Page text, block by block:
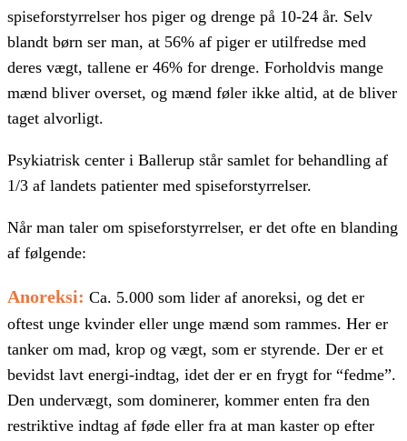
spiseforstyrrelser hos piger og drenge på 10-24 år. Selv
blandt børn ser man, at 56% af piger er utilfredse med
deres vægt, tallene er 46% for drenge. Forholdvis mange
mænd bliver overset, og mænd føler ikke altid, at de bliver
taget alvorligt.
Psykiatrisk center i Ballerup står samlet for behandling af
1/3 af landets patienter med spiseforstyrrelser.
Når man taler om spiseforstyrrelser, er det ofte en blanding
af følgende:
Anoreksi: Ca. 5.000 som lider af anoreksi, og det er
oftest unge kvinder eller unge mænd som rammes. Her er
tanker om mad, krop og vægt, som er styrende. Der er et
bevidst lavt energi-indtag, idet der er en frygt for “fedme”.
Den undervægt, som dominerer, kommer enten fra den
restriktive indtag af føde eller fra at man kaster op efter